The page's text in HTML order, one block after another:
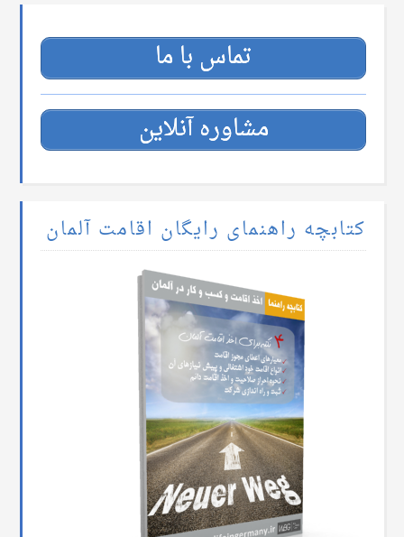
تماس با ما
مشاوره آنلاین
کتابچه راهنمای رایگان اقامت آلمان